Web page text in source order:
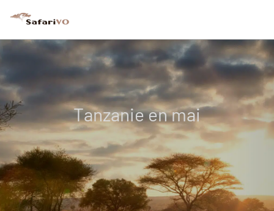
Tanzanie en mai